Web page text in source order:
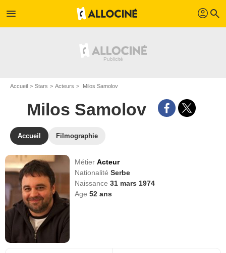
menu profil search
Accueil Stars Acteurs Milos Samolov
Milos Samolov
Accueil Filmographie
MétierActeur
NationalitéSerbe
Naissance31 mars 1974
Age52 ans